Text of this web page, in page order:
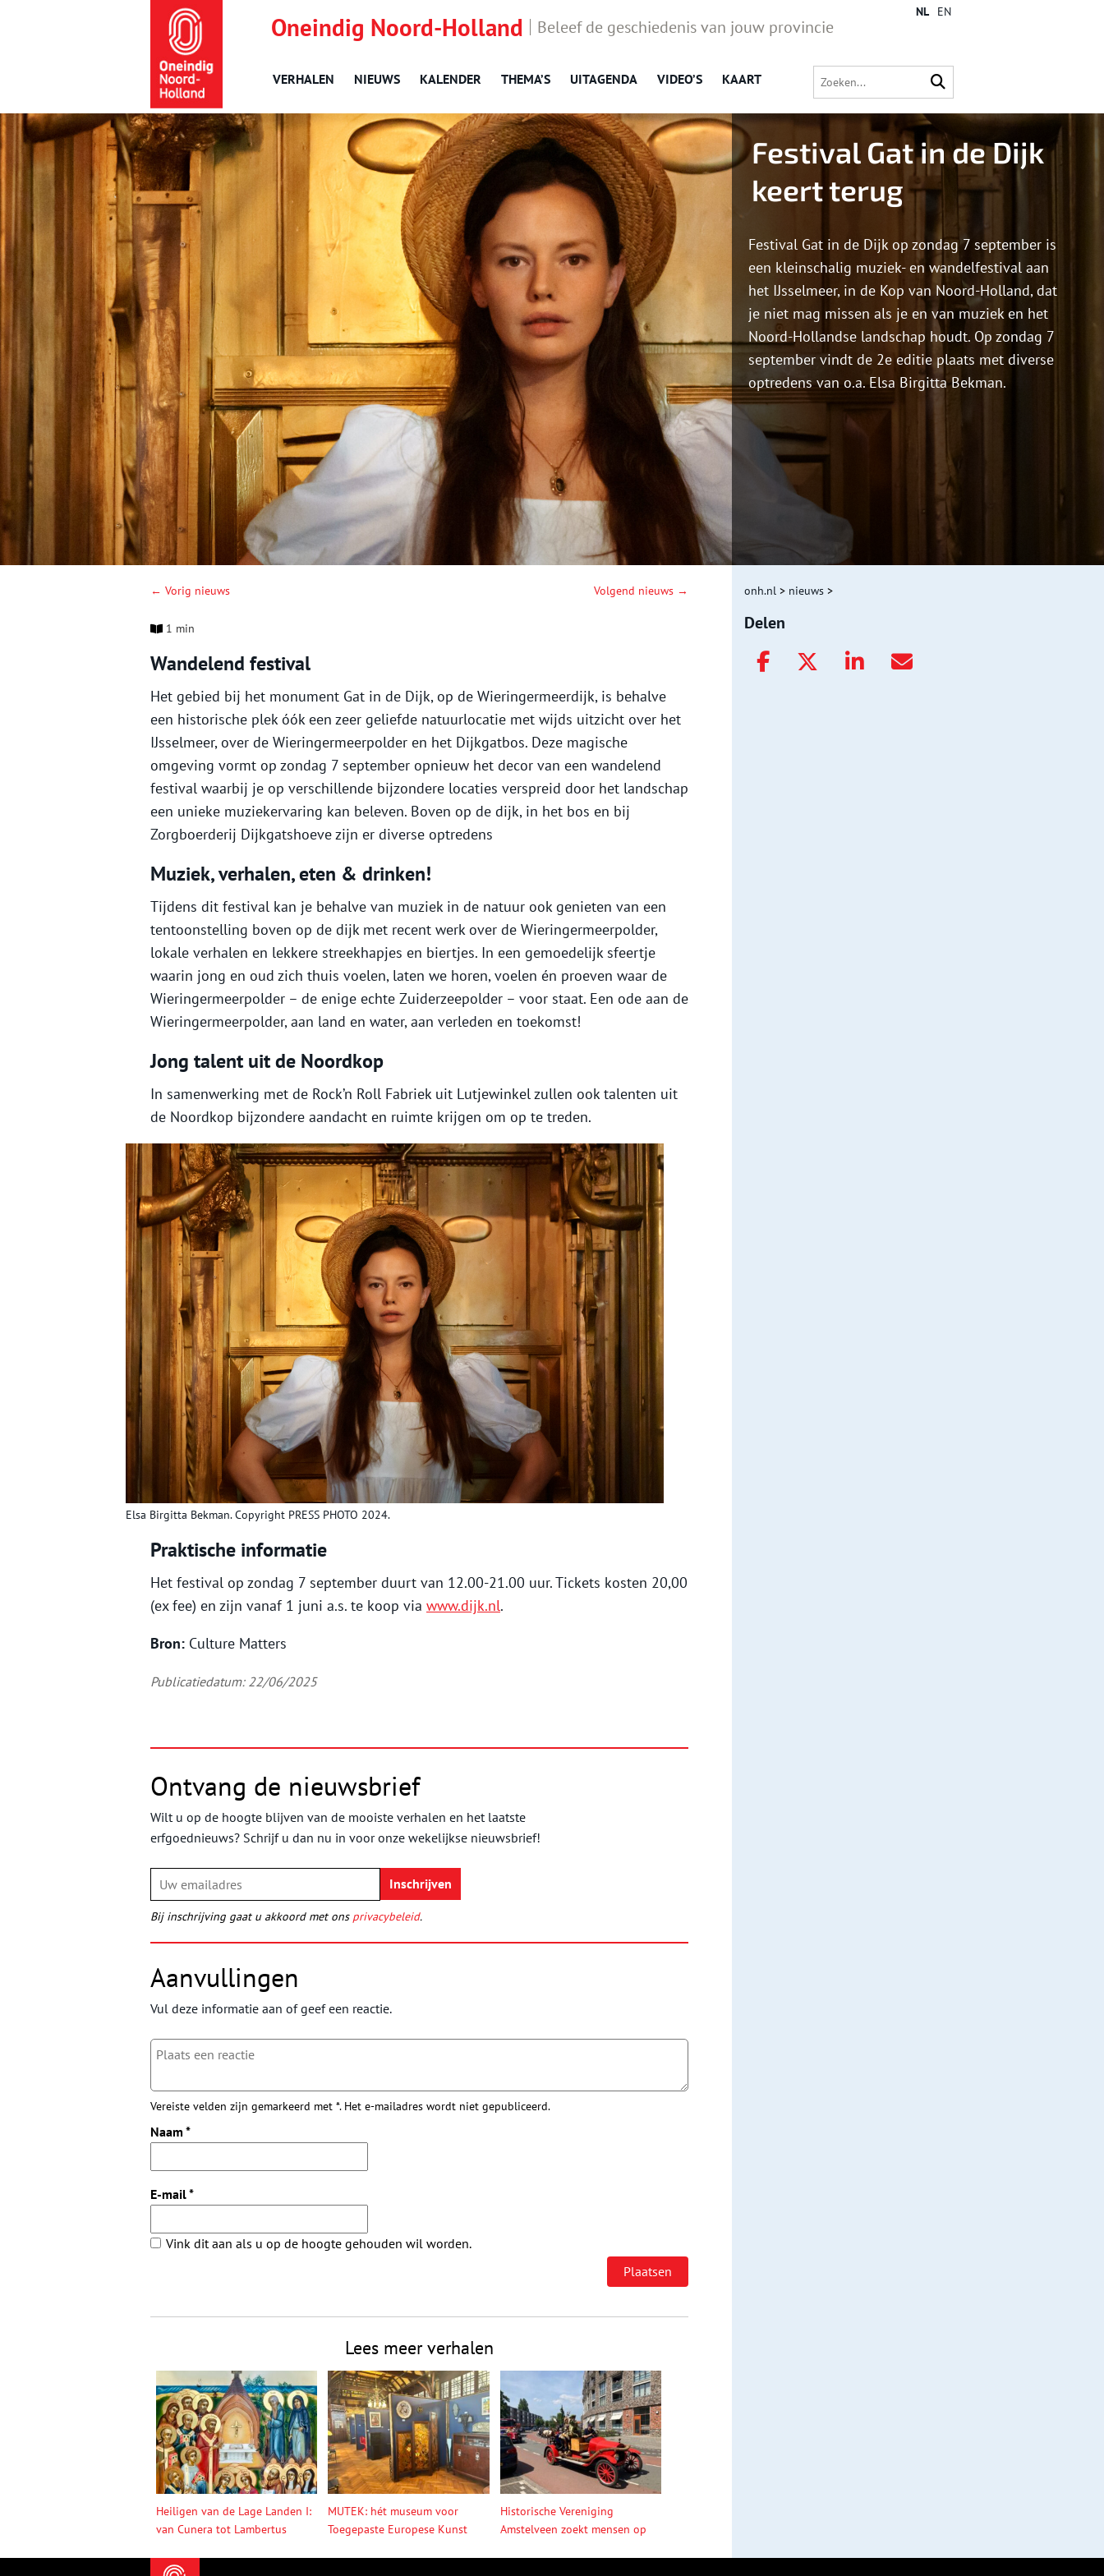
Oneindig Noord-Holland Beleef de geschiedenis van jouw provincie
VERHALEN NIEUWS KALENDER THEMA’S UITAGENDA VIDEO’S KAART
NL EN
Festival Gat in de Dijk
keert terug
Festival Gat in de Dijk op zondag 7 september is
een kleinschalig muziek- en wandelfestival aan
het IJsselmeer, in de Kop van Noord-Holland, dat
je niet mag missen als je en van muziek en het
Noord-Hollandse landschap houdt. Op zondag 7
september vindt de 2e editie plaats met diverse
optredens van o.a. Elsa Birgitta Bekman.
← Vorig nieuws Volgend nieuws →
1 min
Wandelend festival
Het gebied bij het monument Gat in de Dijk, op de Wieringermeerdijk, is behalve
een historische plek óók een zeer geliefde natuurlocatie met wijds uitzicht over het
IJsselmeer, over de Wieringermeerpolder en het Dijkgatbos. Deze magische
omgeving vormt op zondag 7 september opnieuw het decor van een wandelend
festival waarbij je op verschillende bijzondere locaties verspreid door het landschap
een unieke muziekervaring kan beleven. Boven op de dijk, in het bos en bij
Zorgboerderij Dijkgatshoeve zijn er diverse optredens
Muziek, verhalen, eten & drinken!
Tijdens dit festival kan je behalve van muziek in de natuur ook genieten van een
tentoonstelling boven op de dijk met recent werk over de Wieringermeerpolder,
lokale verhalen en lekkere streekhapjes en biertjes. In een gemoedelijk sfeertje
waarin jong en oud zich thuis voelen, laten we horen, voelen én proeven waar de
Wieringermeerpolder – de enige echte Zuiderzeepolder – voor staat. Een ode aan de
Wieringermeerpolder, aan land en water, aan verleden en toekomst!
Jong talent uit de Noordkop
In samenwerking met de Rock’n Roll Fabriek uit Lutjewinkel zullen ook talenten uit
de Noordkop bijzondere aandacht en ruimte krijgen om op te treden.
Elsa Birgitta Bekman. Copyright PRESS PHOTO 2024.
Praktische informatie
Het festival op zondag 7 september duurt van 12.00-21.00 uur. Tickets kosten 20,00
(ex fee) en zijn vanaf 1 juni a.s. te koop via www.dijk.nl.
Bron: Culture Matters
Publicatiedatum: 22/06/2025
Ontvang de nieuwsbrief
Wilt u op de hoogte blijven van de mooiste verhalen en het laatste
erfgoednieuws? Schrijf u dan nu in voor onze wekelijkse nieuwsbrief!
Bij inschrijving gaat u akkoord met ons privacybeleid.
Aanvullingen
Vul deze informatie aan of geef een reactie.
Vereiste velden zijn gemarkeerd met *. Het e-mailadres wordt niet gepubliceerd.
Naam *
E-mail*
Vink dit aan als u op de hoogte gehouden wil worden.
Lees meer verhalen
Heiligen van de Lage Landen I:
van Cunera tot Lambertus
MUTEK: hét museum voor
Toegepaste Europese Kunst
Historische Vereniging
Amstelveen zoekt mensen op
onh.nl > nieuws >
Delen